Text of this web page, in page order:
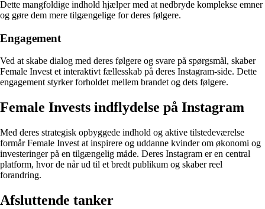
Dette mangfoldige indhold hjælper med at nedbryde komplekse emner
og gøre dem mere tilgængelige for deres følgere.
Engagement
Ved at skabe dialog med deres følgere og svare på spørgsmål, skaber
Female Invest et interaktivt fællesskab på deres Instagram-side. Dette
engagement styrker forholdet mellem brandet og dets følgere.
Female Invests indflydelse på Instagram
Med deres strategisk opbyggede indhold og aktive tilstedeværelse
formår Female Invest at inspirere og uddanne kvinder om økonomi og
investeringer på en tilgængelig måde. Deres Instagram er en central
platform, hvor de når ud til et bredt publikum og skaber reel
forandring.
Afsluttende tanker